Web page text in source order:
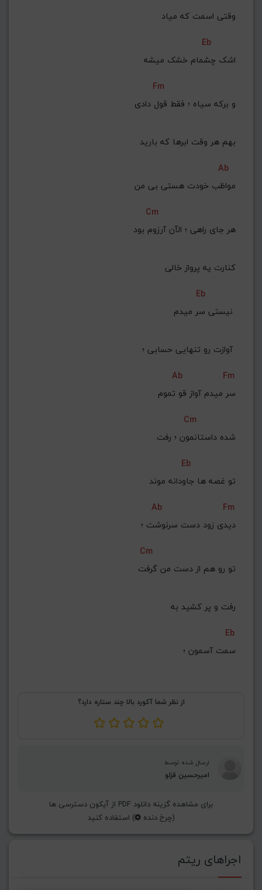
وقتی اسمت که میاد
Eb
اشک چشمام خشک میشه
Fm
و برکه سیاه ؛ فقط قول دادی
بهم هر وقت ابرها که بارید
Ab
مواظب خودت هستی بی من
Cm
هر جای راهی ؛ الآن آرزوم بود
کنارت یه پرواز خالی
Eb
Ab
Fm
سر میدم آواز قو تموم
Cm
شده داستانمون ؛ رفت
Eb
تو غصه ها جاودانه موند
Ab
Fm
دیدی زود دست سرنوشت ؛
Cm
تو رو هم از دست من گرفت
رفت و پر کشید به
Eb
سمت آسمون ؛
از نظر شما آکورد بالا چند ستاره دارد؟
ارسال شده توسط
امیرحسین قزلو
برای مشاهده گزینه دانلود PDF از آیکون دسترسی ها
(چرخ دنده ) استفاده کنید
اجراهای ریتم